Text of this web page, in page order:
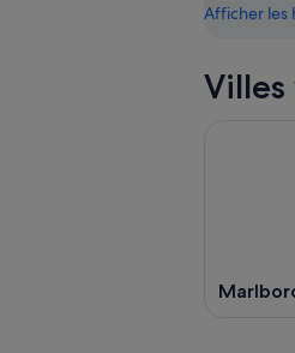
Afficher les
Villes